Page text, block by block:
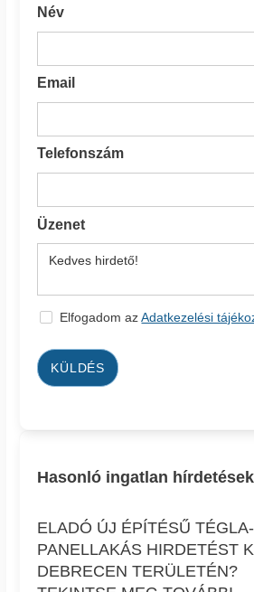
Név
Email
Telefonszám
Üzenet
Elfogadom azAdatkezelési
KÜLDÉS
Hasonló ingatlan hírdetések
ELADÓ ÚJ ÉPÍTÉSŰ
PANELLAKÁS HIRDETÉST
DEBRECEN TERÜLETÉN?